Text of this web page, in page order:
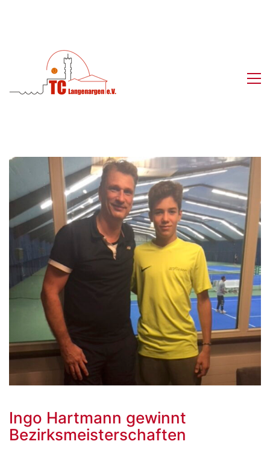
Ingo Hartmann gewinnt
Bezirksmeisterschaften